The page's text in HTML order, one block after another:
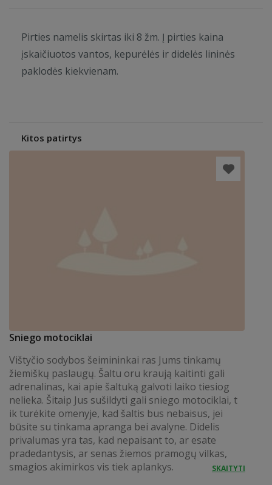
Pirties namelis skirtas iki 8 žm. Į pirties kaina
įskaičiuotos vantos, kepurėlės ir didelės lininės
paklodės kiekvienam.
Kitos patirtys
Sniego motociklai
Vištyčio sodybos šeimininkai ras Jums tinkamų
žiemiškų paslaugų. Šaltu oru kraują kaitinti gali
adrenalinas, kai apie šaltuką galvoti laiko tiesiog
nelieka. Šitaip Jus sušildyti gali sniego motociklai, t
ik turėkite omenyje, kad šaltis bus nebaisus, jei
būsite su tinkama apranga bei avalyne. Didelis
privalumas yra tas, kad nepaisant to, ar esate
pradedantysis, ar senas žiemos pramogų vilkas,
smagios akimirkos vis tiek aplankys.
SKAITYTI